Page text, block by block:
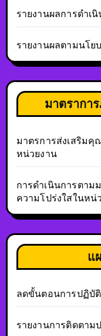
รายงานผลการดำเ
รายงานผลตามนโย
มาตรากา
มาตรการส่งเสริม
หน่วยงาน
การดำเนินการตาม
ความโปร่งใสในหน่
แ
ลดขั้นตอนการปฏิบั
รายงานการติดตา